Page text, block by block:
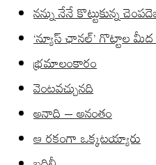
నన్ను నేనే కొట్టుకున్న
‘న్యూస్ ఛానల్’ గొట్టాల మీద
భ్రమాలంకారం
వెంటవచ్చునది
అనాది – అనంతం
ఆ రకంగా ఒక్కటయ్యారు